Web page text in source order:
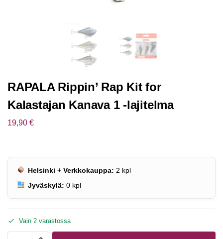
RAPALA Rippin’ Rap Kit for
Kalastajan Kanava 1 -lajitelma
19,90 €
Helsinki + Verkkokauppa: 2 kpl
Jyväskylä: 0 kpl
Vain 2 varastossa